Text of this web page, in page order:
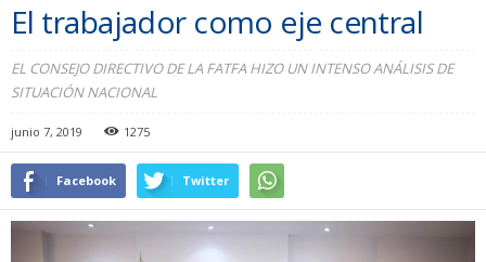
El trabajador como eje central
EL CONSEJO DIRECTIVO DE LA FATFA HIZO UN INTENSO ANÁLISIS DE
SITUACIÓN NACIONAL
junio 7, 2019 1275
Facebook Twitter